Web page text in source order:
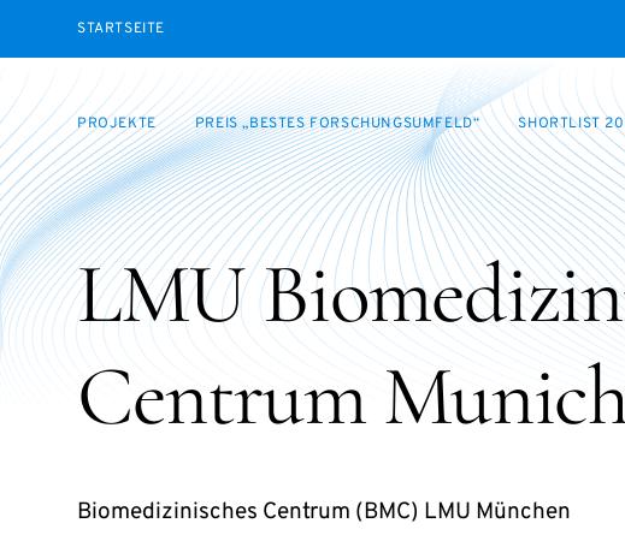
STARTSEITE
PROJEKTE PREIS „BESTES FORSCHUNGSUMFELD“ SHORTLIST
LMU
Centrum
Biomedizinisches Centrum (BMC) LMU München